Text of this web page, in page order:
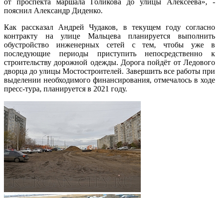
от проспекта маршала Голикова до улицы Алексеева», -
пояснил Александр Диденко.
Как рассказал Андрей Чудаков, в текущем году согласно
контракту на улице Мальцева планируется выполнить
обустройство инженерных сетей с тем, чтобы уже в
последующие периоды приступить непосредственно к
строительству дорожной одежды. Дорога пойдёт от Ледового
дворца до улицы Мостостроителей. Завершить все работы при
выделении необходимого финансирования, отмечалось в ходе
пресс-тура, планируется в 2021 году.